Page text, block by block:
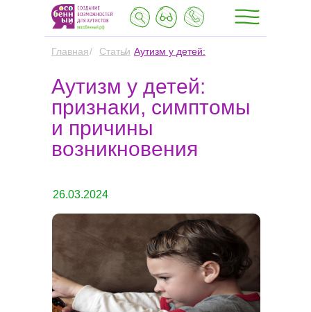
Главная/
Аутизм у детей:
симптомы и
причины
возникновения
Статьи
/
Аутизм у детей:
признаки, симптомы
и причины
возникновения
26.03.2024